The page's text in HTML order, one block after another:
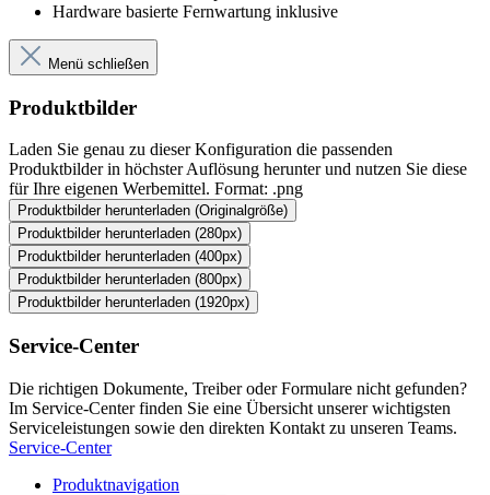
Hardware basierte Fernwartung inklusive
Menü schließen
Produktbilder
Laden Sie genau zu dieser Konfiguration die passenden
Produktbilder in höchster Auflösung herunter und nutzen Sie diese
für Ihre eigenen Werbemittel. Format: .png
Produktbilder herunterladen (Originalgröße)
Produktbilder herunterladen (280px)
Produktbilder herunterladen (400px)
Produktbilder herunterladen (800px)
Produktbilder herunterladen (1920px)
Service-Center
Die richtigen Dokumente, Treiber oder Formulare nicht gefunden?
Im Service-Center finden Sie eine Übersicht unserer wichtigsten
Serviceleistungen sowie den direkten Kontakt zu unseren Teams.
Service-Center
Produktnavigation